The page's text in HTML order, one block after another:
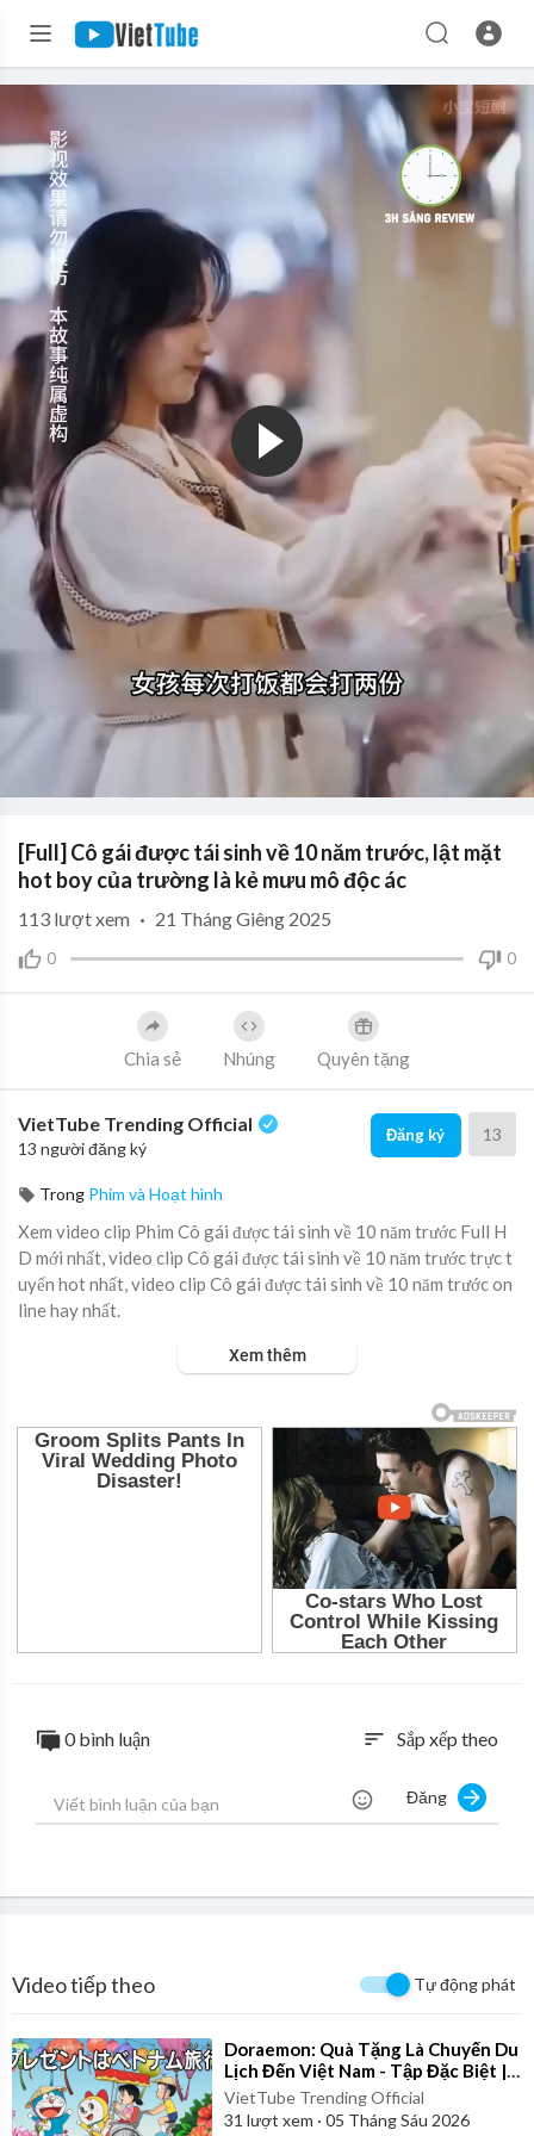
[Full] Cô gái được tái sinh về 10 năm trước, lật mặt
hot boy của trường là kẻ mưu mô độc ác
0 0
113 lượt xem · 21 Tháng Giêng 2025
Chia sẻ Nhúng Quyên tặng
VietTube Trending Official
13 người đăng ký
Đăng ký 13
Trong Phim và Hoạt hình
Xem video clip Phim Cô gái được tái sinh về 10 năm trước Full H
D mới nhất, video clip Cô gái được tái sinh về 10 năm trước trực t
uyến hot nhất, video clip Cô gái được tái sinh về 10 năm trước on
line hay nhất.
Cô gái được tái sinh về 10 năm trước, lật mặt hot boy của trường
Xem thêm
0 bình luận sort Sắp xếp theo
Đăng
Video tiếp theo Tự động phát
⁣Doraemon: Quà Tặng Là Chuyến Du
Lịch Đến Việt Nam - Tập Đặc Biệt |
Bản Lồng Tiếng Full
VietTube Trending Official
31 lượt xem · 05 Tháng Sáu 2026